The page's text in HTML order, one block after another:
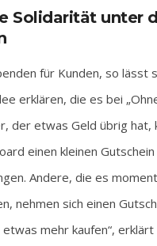
Solidarität unter
für Kunden, so lässt
erklären, die es bei
der etwas Geld übrig hat,
einen kleinen
Andere, die es
nehmen sich einen
etwas mehr kaufen“,